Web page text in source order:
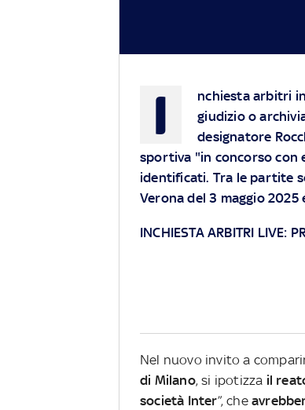
I
nchiesta arbitri
giudizio o
designatore
sportiva "in concorso con
identificati. Tra le partite
Verona del 3 maggio
INCHIESTA ARBITRI LIVE:
Nel nuovo invito a
di Milano, si ipotizza il
società Inter”, che